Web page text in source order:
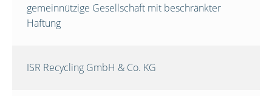
gemeinnützige Gesellschaft mit beschränkter
Haftung
ISR Recycling GmbH & Co. KG